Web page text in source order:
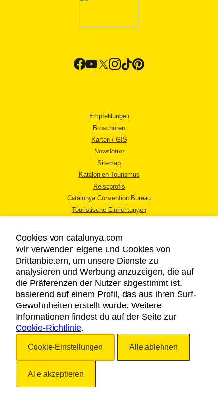
Empfehlungen
Broschüren
Karten / GIS
Newsletter
Sitemap
Katalonien Tourismus
Reiseprofis
Catalunya Convention Bureau
Touristische Einrichtungen
RECHTLICHER HINWEIS
DATENSCHUTZICHTLINIE
COOKIES
BARRIEREFREIHEIT
Cookies von catalunya.com
Wir verwenden eigene und Cookies von
Drittanbietern, um unsere Dienste zu
analysieren und Werbung anzuzeigen, die auf
die Präferenzen der Nutzer abgestimmt ist,
basierend auf einem Profil, das aus ihren Surf-
Gewohnheiten erstellt wurde. Weitere
Informationen findest du auf der Seite zur
Cookie-Richtlinie.
Cookie-Einstellungen Alle ablehnen
Alle akzeptieren